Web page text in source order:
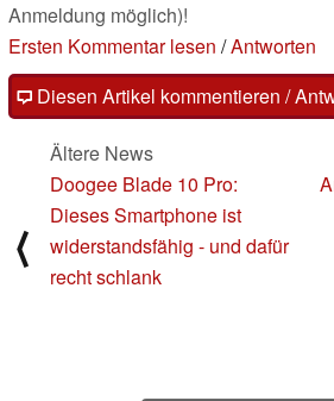
Anmeldung möglich)!
Ersten Kommentar lesen /Antworten
Diesen Artikel kommentieren /
⟨
Ältere News
Doogee Blade 10 Pro:
Dieses Smartphone ist
widerstandsfähig - und dafür
recht schlank